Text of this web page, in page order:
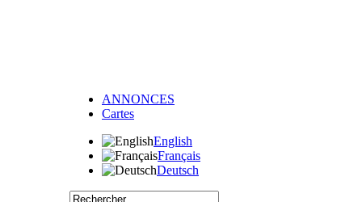
ANNONCES
Cartes
English
Français
Deutsch